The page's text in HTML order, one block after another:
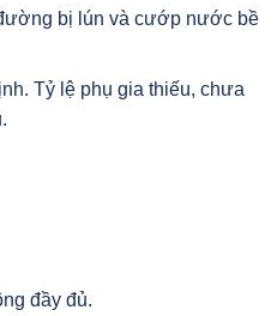
bị lún và cướp nước bề
Tỷ lệ phụ gia thiếu, chưa
đầy đủ.